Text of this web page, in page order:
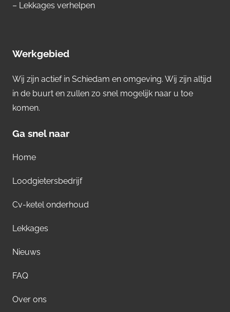
– Lekkages verhelpen
Werkgebied
Wij zijn actief in Schiedam en omgeving. Wij zijn altijd
in de buurt en zullen zo snel mogelijk naar u toe
komen.
Ga snel naar
Home
Loodgietersbedrijf
Cv-ketel onderhoud
Lekkages
Nieuws
FAQ
Over ons